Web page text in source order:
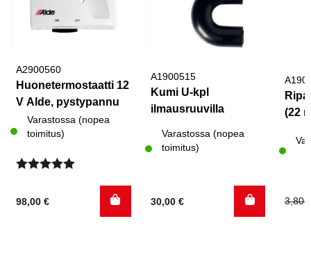
A2900560
Huonetermostaatti 12
V Alde, pystypannu
Varastossa (nopea
toimitus)
5.00/ 5
98,00 €
A1900515
Kumi U-kpl
ilmausruuvilla
Varastossa (nopea
toimitus)
30,00 €
(22
3,80